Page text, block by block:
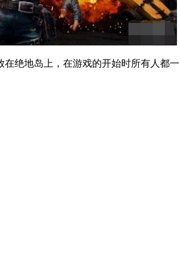
地岛上，在游戏的开始时所有人都